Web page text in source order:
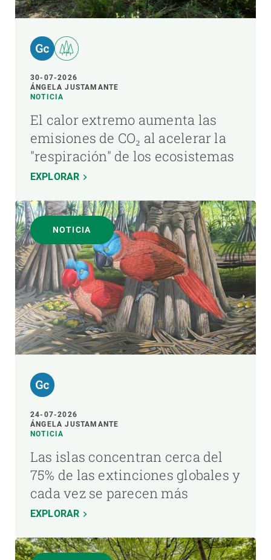
30-07-2026
ÁNGELA JUSTAMANTE
NOTICIA
El calor extremo aumenta las
emisiones de CO₂ al acelerar la
"respiración" de los ecosistemas
EXPLORAR
NOTICIA
24-07-2026
ÁNGELA JUSTAMANTE
NOTICIA
Las islas concentran cerca del
75% de las extinciones globales y
cada vez se parecen más
EXPLORAR